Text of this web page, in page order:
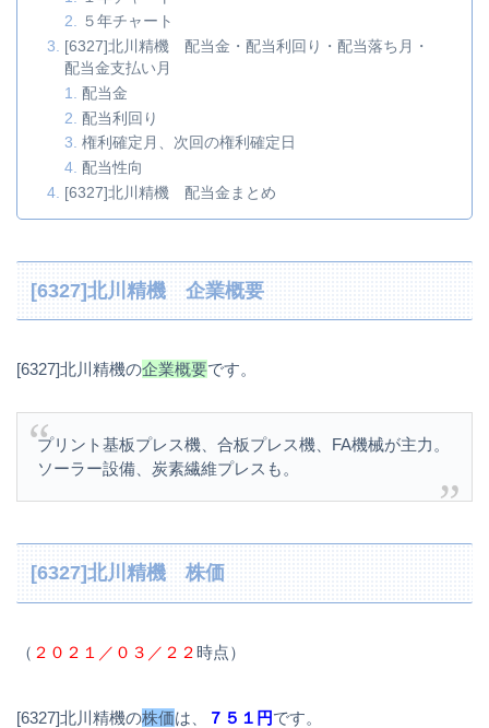
５年チャート
[6327]北川精機 配当金・配当利回り・配当落ち月・
配当金支払い月
配当金
配当利回り
権利確定月、次回の権利確定日
配当性向
[6327]北川精機 配当金まとめ
[6327]北川精機 企業概要
[6327]北川精機の企業概要です。
プリント基板プレス機、合板プレス機、FA機械が主力。
ソーラー設備、炭素繊維プレスも。
[6327]北川精機 株価
（ ２０２１／０３／２２時点）
[6327]北川精機の株価は、 ７５１円です。